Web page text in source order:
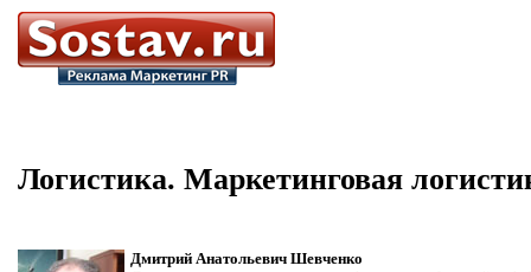
Логистика. Маркетинговая
Дмитрий Анатольевич Шевченко